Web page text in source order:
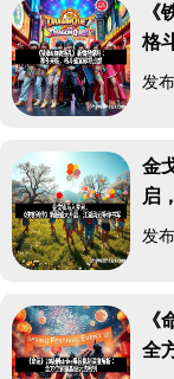
《
格
发
金
启
发
《
全